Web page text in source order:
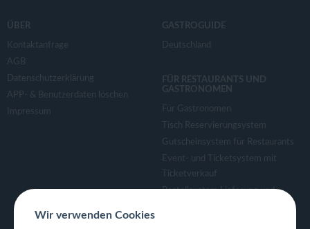
ÜBER
Kontaktanfrage
AGB
Datenschutzerklärung
APP- & Benutzerdaten löschen
Impressum
GASTROGUIDE
Deutschland
FÜR RESTAURANTS UND
GASTRONOMEN
Für Gastronomen
Tisch Reservierungsystem
Gutscheinsystem für Restaurants
Event- und Ticketsystem mit
Ticketverkauf
Bestellsystem Lieferung und
Wir verwenden Cookies